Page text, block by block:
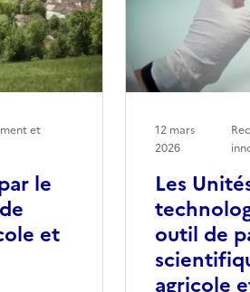
le
et
et
Les
outil de
agricole
12 mars
2026